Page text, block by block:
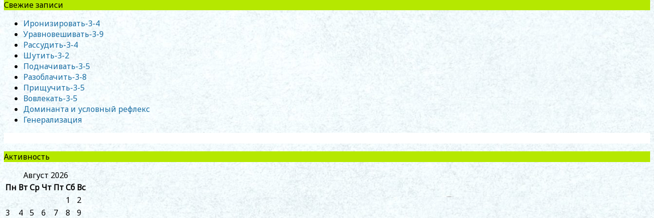
Свежие записи
Иронизировать-3-4
Уравновешивать-3-9
Рассудить-3-4
Шутить-3-2
Подначивать-3-5
Разоблачить-3-8
Прищучить-3-5
Вовлекать-3-5
Доминанта и условный рефлекс
Генерализация
Активность
Август 2026
Пн ВтСр Чт ПтСб Вс
1
2
3
4 5 6 7 8 9